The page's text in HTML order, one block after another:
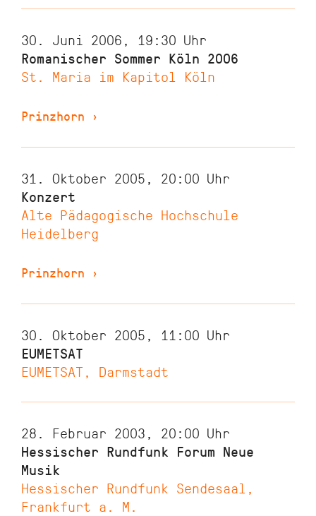
30. Juni 2006, 19:30 Uhr
Romanischer Sommer Köln 2006
St. Maria im Kapitol Köln
Prinzhorn ›
31. Oktober 2005, 20:00 Uhr
Konzert
Alte Pädagogische Hochschule
Heidelberg
Prinzhorn ›
30. Oktober 2005, 11:00 Uhr
EUMETSAT
EUMETSAT, Darmstadt
28. Februar 2003, 20:00 Uhr
Hessischer Rundfunk Forum Neue
Musik
Hessischer Rundfunk Sendesaal,
Frankfurt a. M.